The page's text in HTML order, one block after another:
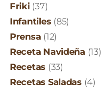
Friki(37)
Infantiles (85)
Prensa (12)
Receta Navideña (13)
Recetas (33)
Recetas Saladas (4)